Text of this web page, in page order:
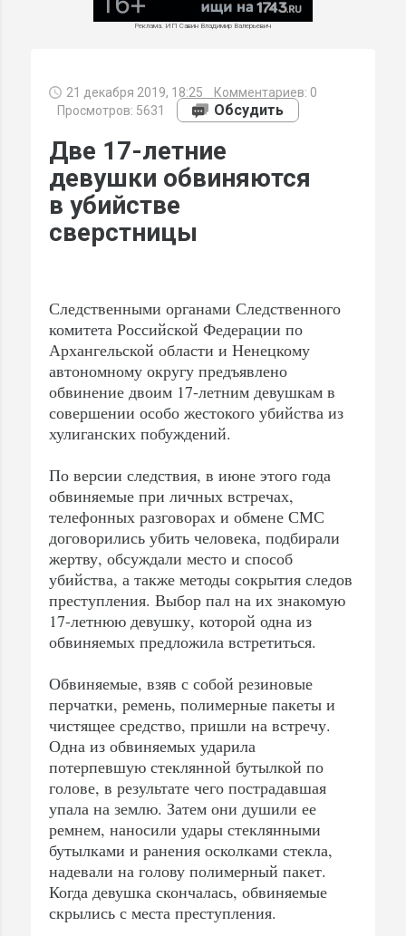
Реклама. ИП Савин Владимир Валерьевич
21 декабря 2019, 18:25 Комментариев: 0
Просмотров: 5631
Обсудить
Две 17-летние
девушки обвиняются
в убийстве
сверстницы
Следственными органами Следственного
комитета Российской Федерации по
Архангельской области и Ненецкому
автономному округу предъявлено
обвинение двоим 17-летним девушкам в
совершении особо жестокого убийства из
хулиганских побуждений.
По версии следствия, в июне этого года
обвиняемые при личных встречах,
телефонных разговорах и обмене СМС
договорились убить человека, подбирали
жертву, обсуждали место и способ
убийства, а также методы сокрытия следов
преступления. Выбор пал на их знакомую
17-летнюю девушку, которой одна из
обвиняемых предложила встретиться.
Обвиняемые, взяв с собой резиновые
перчатки, ремень, полимерные пакеты и
чистящее средство, пришли на встречу.
Одна из обвиняемых ударила
потерпевшую стеклянной бутылкой по
голове, в результате чего пострадавшая
упала на землю. Затем они душили ее
ремнем, наносили удары стеклянными
бутылками и ранения осколками стекла,
надевали на голову полимерный пакет.
Когда девушка скончалась, обвиняемые
скрылись с места преступления.